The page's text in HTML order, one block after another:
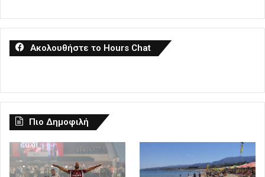
Ακολουθήστε το Hours Chat
Πιο Δημοφιλή